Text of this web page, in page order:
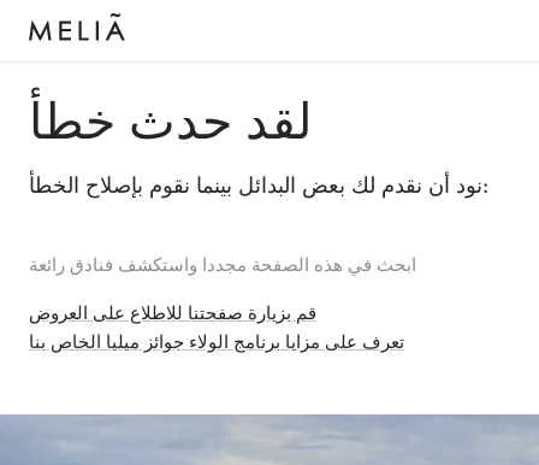
لقد حدث خطأ
نود أن نقدم لك بعض البدائل بينما نقوم بإصلاح الخطأ:
ابحث في هذه الصفحة مجددا واستكشف فنادق رائعة
قم بزيارة صفحتنا للاطلاع على العروض
تعرف على مزايا برنامج الولاء جوائز ميليا الخاص بنا